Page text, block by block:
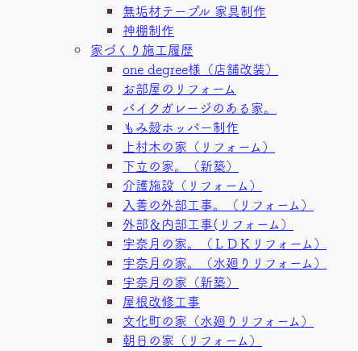
無垢材テーブル 家具制作
神棚制作
家づくり施工履歴
one degree様（店舗改装）
お部屋のリフォーム
バイクガレージのある家。
もみ殻ホッパー制作
上村木の家（リフォーム）
下立の家。（新築）
介護施設（リフォーム）
入善の外部工事。（リフォーム）
外部＆内部工事(リフォーム）
宇奈月の家。（ＬＤＫリフォーム）
宇奈月の家。（水廻りリフォーム）
宇奈月の家（新築）
屋根改修工事
文化町の家（水廻りリフォーム）
朝日の家（リフォーム）